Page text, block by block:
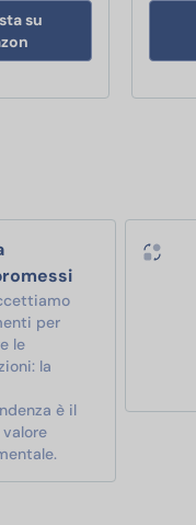
su
per
le
la
è il